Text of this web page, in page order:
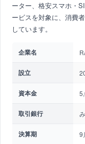
ーター、格安スマホ・
ービスを対象に、消費
しています。
企業名
設立
資本金
取引銀行
決算期 9